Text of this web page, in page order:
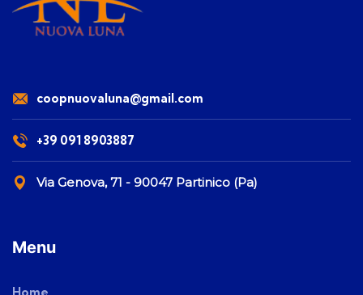
coopnuovaluna@gmail.com
+39 091 8903887
Via Genova, 71 - 90047 Partinico (Pa)
Menu